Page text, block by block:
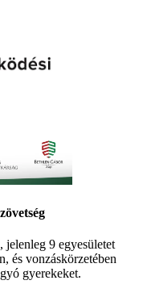
9 egyesületet
és vonzáskörzetében
gyerekeket.